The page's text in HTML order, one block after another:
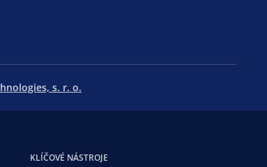
s. r. o.
KLÍČOVÉ NÁSTROJE